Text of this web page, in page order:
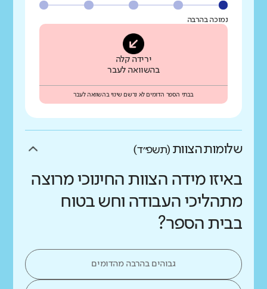
נמוכה בהרבה
ירידה קלה
בהשוואה לעבר
בבתי הספר הדומים לא נרשם שינוי בהשוואה לעבר
שלומות הצוות (תשפ״ד)
באיזו מידה הצוות החינוכי מרוצה
מתהליכי העבודה וחש בטוח
בבית הספר?
גבוהים בהרבה מהדומים